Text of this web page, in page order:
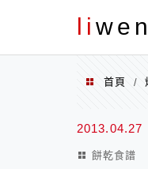
li
menu
首頁 /
2013.04.27
餅乾食譜